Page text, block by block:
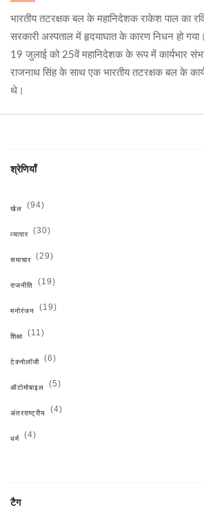
भारतीय तटरक्षक बल के महानिदेशक राकेश पाल का
सरकारी अस्पताल में हृदयाघात के कारण निधन हो
19 जुलाई को 25वें महानिदेशक के रूप में कार्यभार
राजनाथ सिंह के साथ एक भारतीय तटरक्षक बल के
थे।
श्रेणियाँ
खेल (94)
व्यापार (30)
समाचार (29)
राजनीति (19)
मनोरंजन (19)
शिक्षा (11)
टेक्नोलॉजी (6)
ऑटोमोबाइल (5)
अंतरराष्ट्रीय (4)
धर्म (4)
टैग